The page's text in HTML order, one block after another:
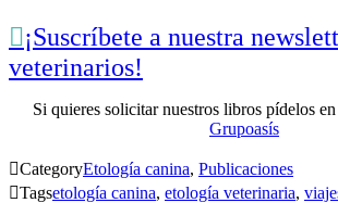
¡Suscríbete a nuestra
veterinarios!
Si quieres solicitar nuestros libros pídelos en
Grupoasís
CategoryEtología canina, Publicaciones
Tagsetología canina, etología veterinaria,